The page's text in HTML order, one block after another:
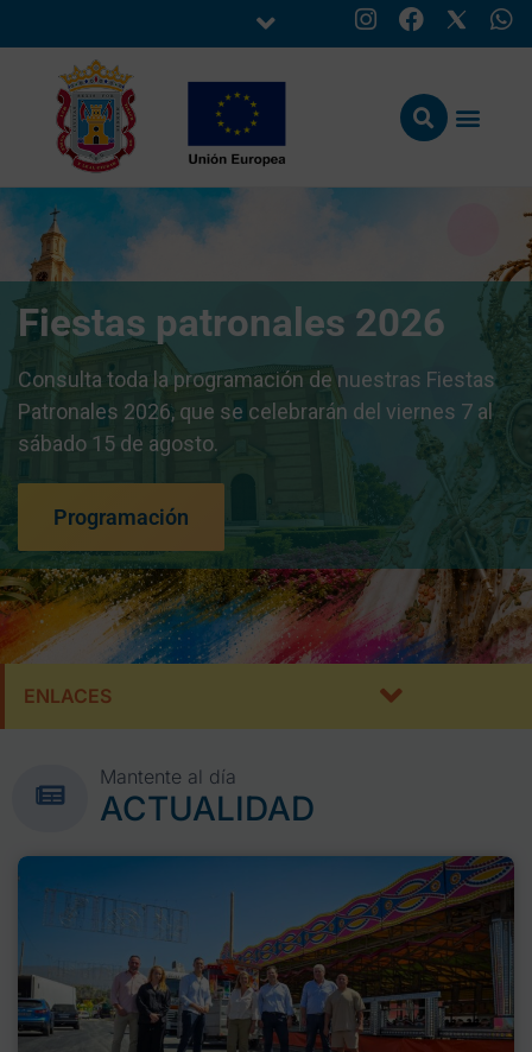
Fiestas patronales 2026
Consulta toda la programación de nuestras Fiestas
Patronales 2026, que se celebrarán del viernes 7 al
sábado 15 de agosto.
Programación
ENLACES
Mantente al día
ACTUALIDAD